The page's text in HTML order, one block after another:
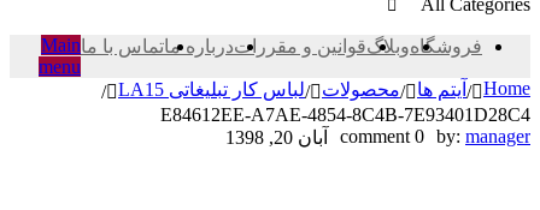
All Categories
فروشگاهوبلاگقوانین و مقرراتدرباره ماتماس با ماMain
menu
Home
/ آیتم ها /محصولات /لباس کار تبلیغاتی LA15
/
E84612EE-A7AE-4854-8C4B-7E93401D28C4
E84612EE-
by: manager
0 comment آبان 20, 1398